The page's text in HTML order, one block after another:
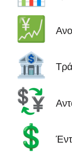
💹
🏦
💱
💲